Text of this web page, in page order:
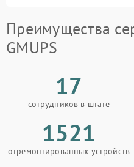
Преимущества
GMUPS
17
сотрудников в штате
1521
отремонтированных устройств